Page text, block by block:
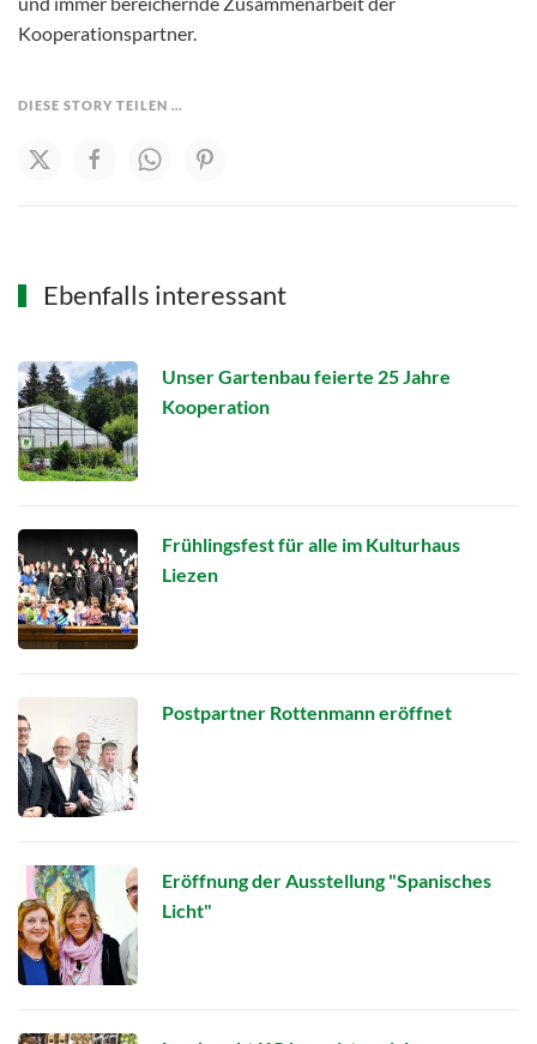
Kooperationspartner.
DIESE STORY TEILEN …
Ebenfalls interessant
Unser Gartenbau feierte 25 Jahre
Kooperation
Frühlingsfest für alle im Kulturhaus
Liezen
Postpartner Rottenmann eröffnet
Eröffnung der Ausstellung "Spanisches
Licht"